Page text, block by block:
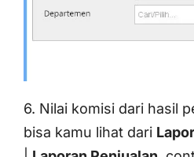
6. Nilai komisi dari hasil
bisa kamu lihat dari